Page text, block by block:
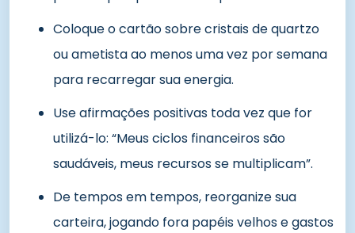
Coloque o cartão sobre cristais de quartzo
ou ametista ao menos uma vez por semana
para recarregar sua energia.
Use afirmações positivas toda vez que for
utilizá-lo: “Meus ciclos financeiros são
saudáveis, meus recursos se multiplicam”.
De tempos em tempos, reorganize sua
carteira, jogando fora papéis velhos e gastos